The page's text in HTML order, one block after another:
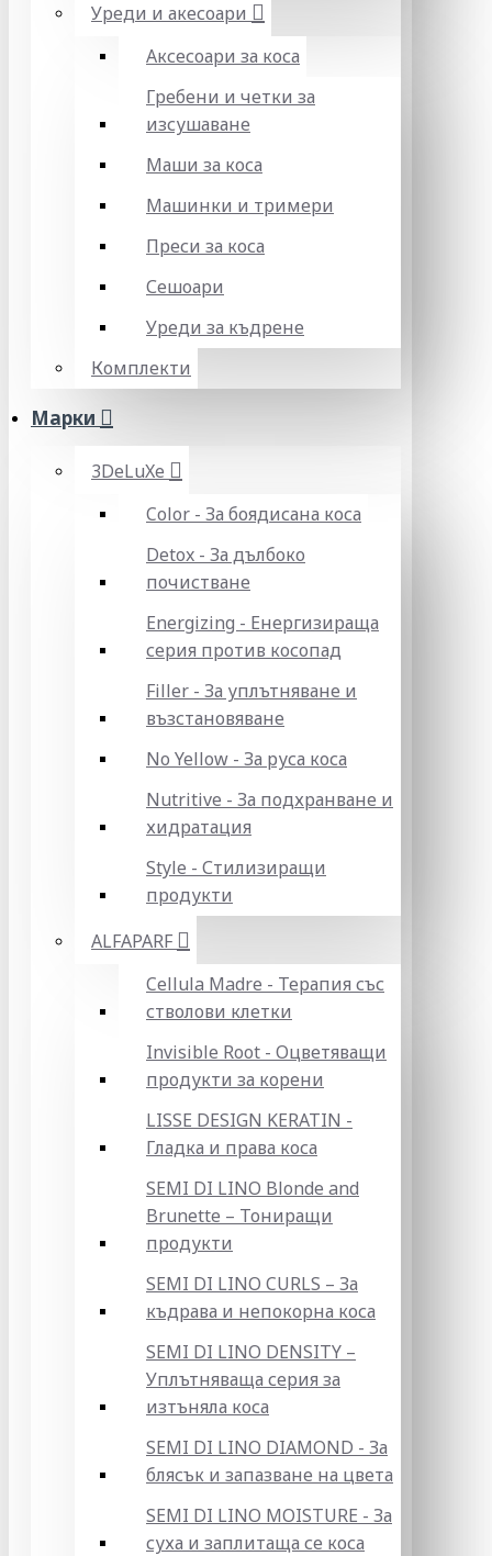
Уреди и акесоари
Аксесоари за коса
Гребени и четки за
изсушаване
Маши за коса
Машинки и тримери
Преси за коса
Сешоари
Уреди за къдрене
Комплекти
Марки
3DeLuXe
Color - За боядисана коса
Detox - За дълбоко
почистване
Energizing - Енергизираща
серия против косопад
Filler - За уплътняване и
възстановяване
No Yellow - За руса коса
Nutritive - За подхранване и
хидратация
Style - Стилизиращи
продукти
ALFAPARF
Cellula Madre - Терапия със
стволови клетки
Invisible Root - Оцветяващи
продукти за корени
LISSE DESIGN KERATIN -
Гладка и права коса
SEMI DI LINO Blonde and
Brunette – Тониращи
продукти
SEMI DI LINO CURLS – За
къдрава и непокорна коса
SEMI DI LINO DENSITY –
Уплътняваща серия за
изтъняла коса
SEMI DI LINO DIAMOND - За
блясък и запазване на цвета
SEMI DI LINO MOISTURE - За
суха и заплитаща се коса